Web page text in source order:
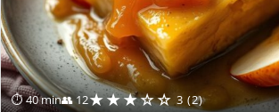
⏱ 40 min👥 12★★★☆☆ 3 (2)